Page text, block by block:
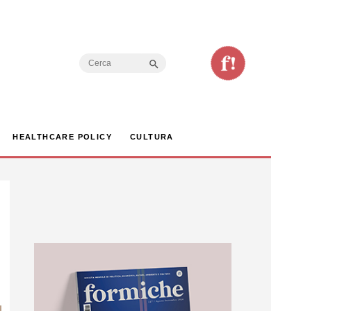
Search
HEALTHCARE POLICY CULTURA